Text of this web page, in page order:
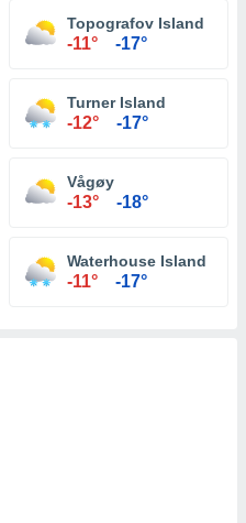
Topografov Island
-11° -17°
Turner Island
-12° -17°
Vågøy
-13° -18°
Waterhouse Island
-11° -17°